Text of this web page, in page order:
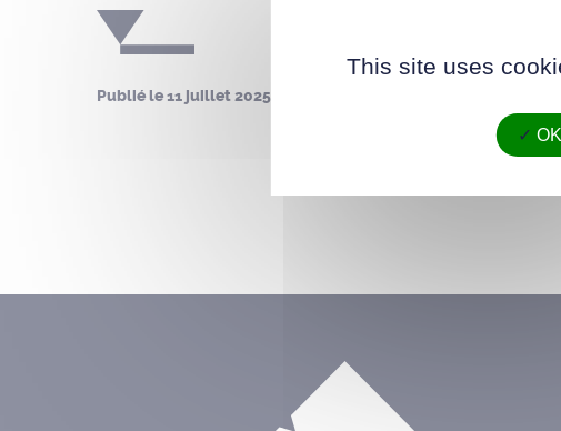
Publié le11 juillet 2025
This site uses